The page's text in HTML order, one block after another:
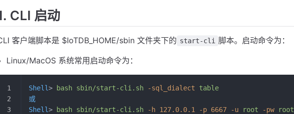
CLI 启动
客户端脚本是 $IoTDB_HOME/sbin 文件夹下的 start-cli 脚本。启动命令为：
Linux/MacOS 系统常用启动命令为：
Shell> bash sbin/start-cli.sh -sql_dialect table
或
Shell> bash sbin/start-cli.sh -h 127.0.0.1 -p 6667 -u root -pw root